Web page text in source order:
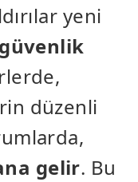
yeni
düzenli
gelir. Bu